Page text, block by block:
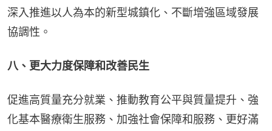
深入推進以人為本的新型城鎮化、不斷增強區域發展
協調性。
八、更大力度保障和改善民生
促進高質量充分就業、推動教育公平與質量提升、強
化基本醫療衛生服務、加強社會保障和服務、更好滿